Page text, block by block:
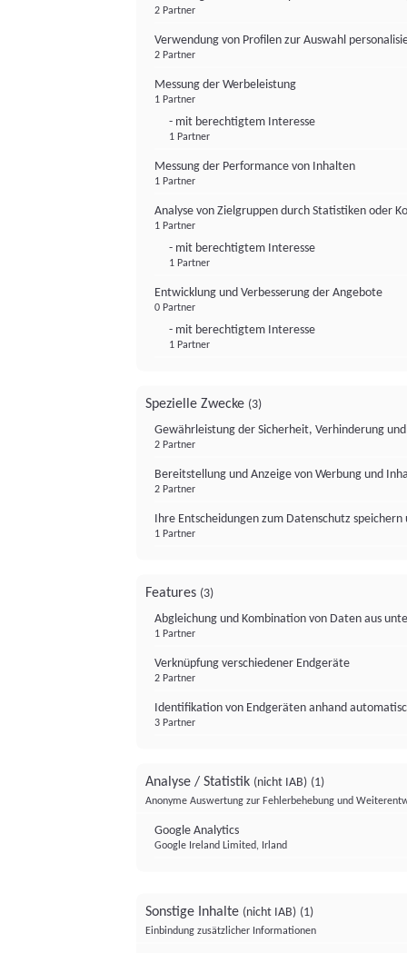
2 Partner
Verwendung von Profilen zur Auswahl
2 Partner
Messung der Werbeleistung
1 Partner
- mit berechtigtem Interesse
1 Partner
Messung der Performance von Inhalten
1 Partner
Analyse von Zielgruppen durch Statistiken oder
1 Partner
- mit berechtigtem Interesse
1 Partner
Entwicklung und Verbesserung der Angebote
0 Partner
- mit berechtigtem Interesse
1 Partner
Spezielle Zwecke (3)
Gewährleistung der Sicherheit, Verhinderung
2 Partner
Bereitstellung und Anzeige von Werbung und
2 Partner
Ihre Entscheidungen zum Datenschutz
1 Partner
Features (3)
Abgleichung und Kombination von Daten aus
1 Partner
Verknüpfung verschiedener Endgeräte
2 Partner
Identifikation von Endgeräten anhand
3 Partner
Analyse / Statistik (nicht IAB) (1)
Anonyme Auswertung zur Fehlerbehebung und
Google Analytics
Google Ireland Limited, Irland
Sonstige Inhalte (nicht IAB) (1)
Einbindung zusätzlicher Informationen